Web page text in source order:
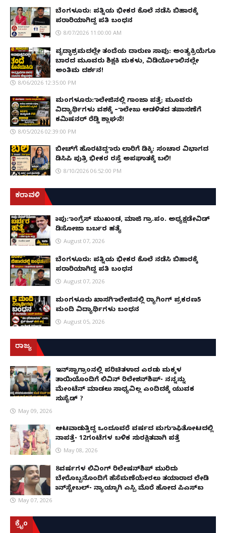
ಬೆಂಗಳೂರು: ಪತ್ನಿಯ ಭೀಕರ ಕೊಲೆ ನಡೆಸಿ ಬಿಹಾರಕ್ಕೆ
ಪರಾರಿಯಾಗಿದ್ದ ಪತಿ ಬಂಧನ
8/07/2026 11:00:00 AM
ವೃದ್ಧಾಶ್ರಮದಲ್ಲೇ ತಂದೆಯ ದಾರುಣ ಸಾವು: ಅಂತ್ಯಕ್ರಿಯೆಗೂ
ಬಾರದ ಮೂವರು ಶಿಕ್ಷಕಿ ಮಕಳು, ವಿಡಿಯೋ ಕಾಲಿನಲ್ಲೇ
ಅಂತಿಮ ದರ್ಶನ!
8/06/2026 12:35:00 PM
ಮಂಗಳೂರು: ಕಾಲೇಜಿನಲ್ಲಿ ಗಾಂಜಾ ಪತ್ತೆ; ಮೂವರು
ವಿದ್ಯಾರ್ಥಿಗಳು ವಶಕ್ಕೆ – ಕಾಲೇಜು ಆಡಳಿತದ ತಪಾಸಣೆಗೆ
ಕಮಿಷನರ್ ರೆಡ್ಡಿ ಶ್ಲಾಘನೆ!
8/05/2026 02:39:00 PM
ಬೀಚ್‌ಗೆ ಹೊರಟಿದ್ದ ಕಾರು ಲಾರಿಗೆ ಡಿಕ್ಕಿ: ಸಂಚಾರ ವಿಭಾಗದ
ಡಿಸಿಪಿ ಪುತ್ರಿ ಭೀಕರ ರಸ್ತೆ ಅಪಘಾತಕ್ಕೆ ಬಲಿ!
8/10/2026 06:52:00 PM
ಕರಾವಳಿ
ಕಾಪು: ಕಾಂಗ್ರೆಸ್ ಮುಖಂಡ, ಮಾಜಿ ಗ್ರಾ.ಪಂ. ಅಧ್ಯಕ್ಷಡೇವಿಡ್
ಡಿಸೋಜಾ ಬರ್ಬರ ಹತ್ಯೆ
August 07, 2026
ಬೆಂಗಳೂರು: ಪತ್ನಿಯ ಭೀಕರ ಕೊಲೆ ನಡೆಸಿ ಬಿಹಾರಕ್ಕೆ
ಪರಾರಿಯಾಗಿದ್ದ ಪತಿ ಬಂಧನ
August 07, 2026
ಮಂಗಳೂರು ಖಾಸಗಿ ಕಾಲೇಜಿನಲ್ಲಿ ರ‌್ಯಾಗಿಂಗ್ ಪ್ರಕರಣ5
ಮಂದಿ ವಿದ್ಯಾರ್ಥಿಗಳು ಬಂಧನ
August 05, 2026
ರಾಜ್ಯ
ಇನ್​ಸ್ಟಾಗ್ರಾಂನಲ್ಲಿ ಪರಿಚಿತಳಾದ ಎರಡು ಮಕ್ಕಳ
ತಾಯಿಯೊಂದಿಗೆ ಲಿವಿನ್ ರಿಲೇಶನ್​ಶಿಪ್- ನನ್ನನ್ನು
ಮೇಂಟೆನ್ ಮಾಡಲು ಸಾಧ್ಯವಿಲ್ಲ ಎಂದಿದಕ್ಕೆ ಯುವಕ
ಸುಸೈಡ್ ?
May 09, 2026
ಆಟವಾಡುತ್ತಿದ್ದ ಒಂದೂವರೆ ವರ್ಷದ ಮಗು ಕಾಫಿತೋಟದಲ್ಲಿ
ನಾಪತ್ತೆ- 12ಗಂಟೆಗಳ ಬಳಿಕ ಸುರಕ್ಷಿತವಾಗಿ ಪತ್ತೆ
May 08, 2026
8ವರ್ಷಗಳ ಲಿವಿಂಗ್‌ ರಿಲೇಷನ್‌ಶಿಪ್ ಮುರಿದು
ಬೇರೊಬ್ಬನೊಂದಿಗೆ ಹೆಸೆಮಣೆಯೇರಲು ತಯಾರಾದ ಲೇಡಿ
ಕಾನ್‌ಸ್ಟೇಬಲ್- ನ್ಯಾಯಕ್ಕಾಗಿ ಎಸ್ಪಿ ಮೊರೆ ಹೋದ ಪಿಎಸ್ಐ
May 07, 2026
ಕ್ರೈಂ